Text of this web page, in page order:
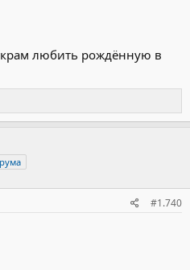
любить рождённую в
#1.740